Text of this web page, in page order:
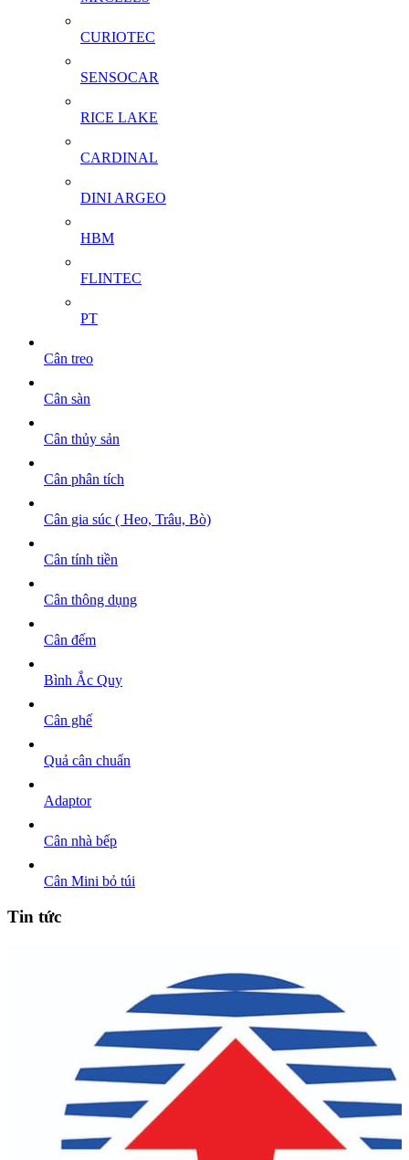
CURIOTEC
SENSOCAR
RICE LAKE
CARDINAL
DINI ARGEO
HBM
FLINTEC
PT
Cân treo
Cân sàn
Cân thủy sản
Cân phân tích
Cân gia súc ( Heo, Trâu, Bò)
Cân tính tiền
Cân thông dụng
Cân đếm
Bình Ắc Quy
Cân ghế
Quả cân chuẩn
Adaptor
Cân nhà bếp
Cân Mini bỏ túi
Tin tức